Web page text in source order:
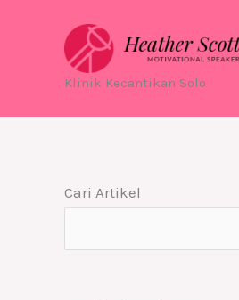
Klinik Kecantikan Solo
Cari Artikel